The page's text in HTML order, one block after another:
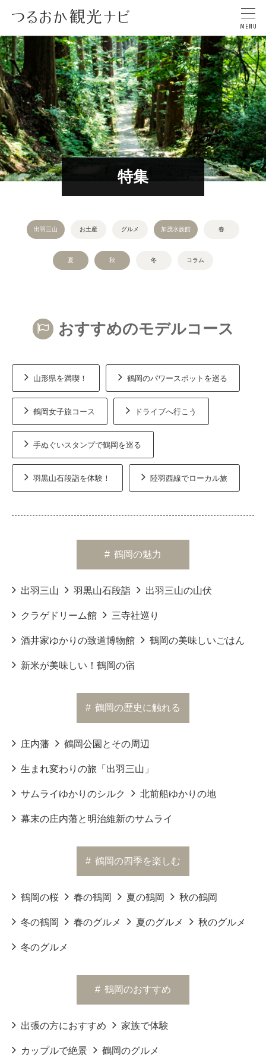
特集
出羽三山 お土産 グルメ 加茂水族館 春
夏 秋 冬 コラム
おすすめのモデルコース
山形県を満喫！ 鶴岡のパワースポットを巡る
鶴岡女子旅コース ドライブへ行こう
手ぬぐいスタンプで鶴岡を巡る
羽黒山石段詣を体験！ 陸羽西線でローカル旅
# 鶴岡の魅力
出羽三山 羽黒山石段詣 出羽三山の山伏
クラゲドリーム館 三寺社巡り
酒井家ゆかりの致道博物館 鶴岡の美味しいごはん
新米が美味しい！鶴岡の宿
# 鶴岡の歴史に触れる
庄内藩 鶴岡公園とその周辺
生まれ変わりの旅「出羽三山」
サムライゆかりのシルク 北前船ゆかりの地
幕末の庄内藩と明治維新のサムライ
# 鶴岡の四季を楽しむ
鶴岡の桜 春の鶴岡 夏の鶴岡 秋の鶴岡
冬の鶴岡 春のグルメ 夏のグルメ 秋のグルメ
冬のグルメ
# 鶴岡のおすすめ
出張の方におすすめ 家族で体験
カップルで絶景 鶴岡のグルメ